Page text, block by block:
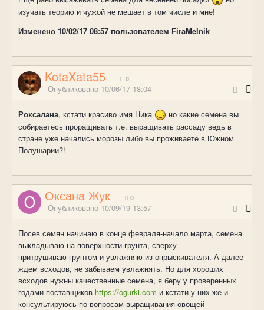
изучать теорию и чужой не мешает в том числе и мне!
Изменено 10/02/17 08:57 пользователем FiraMelnik
KotaXata55 0
Опубликовано 10/06/17 18:04
Роксалана, кстати красиво имя Ника
но какие семена вы
собираетесь проращивать т.е. выращивать рассаду ведь в
стране уже начались морозы либо вы проживаете в Южном
Полушарии?!
Оксана Жук 0
Опубликовано 10/09/19 13:57
Посев семян начинаю в конце февраля-начало марта, семена
выкладываю на поверхности грунта, сверху
притрушиваю грунтом и увлажняю из опрыскивателя. А далее
ждем всходов, не забываем увлажнять. Но для хороших
всходов нужны качественные семена, я беру у проверенных
годами поставщиков https://ogurki.com и кстати у них же и
консультируюсь по вопросам выращивания овощей